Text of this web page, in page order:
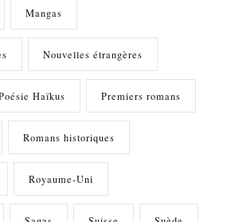
Mangas
Nouvelles étrangères
Haïkus Premiers romans
Romans historiques
Royaume-Uni